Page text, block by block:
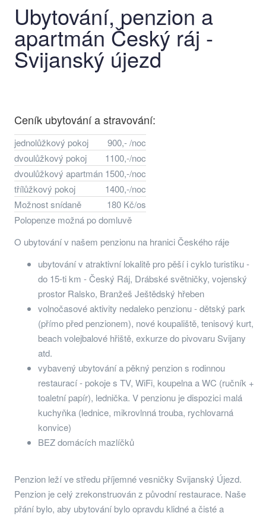
Ubytování, penzion a
apartmán Český ráj -
Svijanský újezd
Ceník ubytování a stravování:
jednolůžkový pokoj
900,- /noc
dvoulůžkový pokoj
1100,-/noc
dvoulůžkový apartmán 1500,-/noc
třílůžkový pokoj
1400,-/noc
Možnost snídaně
180 Kč/os
Polopenze možná po domluvě
O ubytování v našem penzionu na hranici Českého ráje
ubytování v atraktivní lokalitě pro pěší i cyklo turistiku -
do 15-ti km - Český Ráj, Drábské světničky, vojenský
prostor Ralsko, Branžeš Ještědský hřeben
volnočasové aktivity nedaleko penzionu - dětský park
(přímo před penzionem), nové koupaliště, tenisový kurt,
beach volejbalové hřiště, exkurze do pivovaru Svijany
atd.
vybavený ubytování a pěkný penzion s rodinnou
restaurací - pokoje s TV, WiFi, koupelna a WC (ručník +
toaletní papír), lednička. V penzionu je dispozici malá
kuchyňka (lednice, mikrovlnná trouba, rychlovarná
konvice)
BEZ domácích mazlíčků
Penzion leží ve středu příjemné vesničky Svijanský Újezd.
Penzion je celý zrekonstruován z původní restaurace. Naše
přání bylo, aby ubytování bylo opravdu klidné a čisté a